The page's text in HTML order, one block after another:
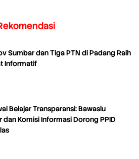
Sumbar dan Tiga PTN di Padang Raih
Informatif
Belajar Transparansi: Bawaslu
dan Komisi Informasi Dorong PPID